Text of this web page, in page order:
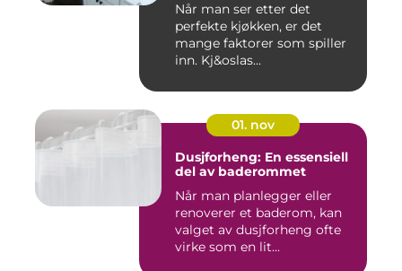
Når man ser etter det
perfekte kjøkken, er det
mange faktorer som spiller
inn. Kj&oslas...
01. nov
Dusjforheng: En essensiell
del av baderommet
Når man planlegger eller
renoverer et baderom, kan
valget av dusjforheng ofte
virke som en lit...